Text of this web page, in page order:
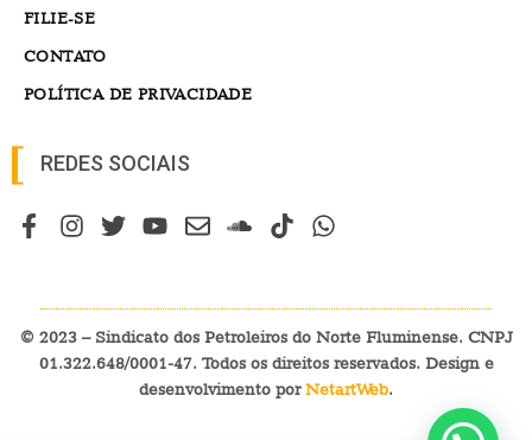
FILIE-SE
CONTATO
POLÍTICA DE PRIVACIDADE
REDES SOCIAIS
© 2023 – Sindicato dos Petroleiros do Norte Fluminense. CNPJ
01.322.648/0001-47. Todos os direitos reservados. Design e
desenvolvimento porNetartWeb.